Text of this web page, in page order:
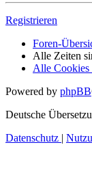
Registrieren
Foren-
Alle Zeiten
Alle Cookies
Powered by phpBB
Deutsche
Datenschutz |